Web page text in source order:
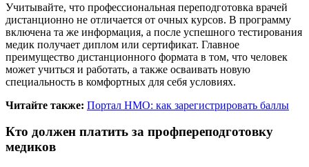
Учитывайте, что профессиональная переподготовка врачей
дистанционно не отличается от очных курсов. В программу
включена та же информация, а после успешного тестирования
медик получает диплом или сертификат. Главное
преимущество дистанционного формата в том, что человек
может учиться и работать, а также осваивать новую
специальность в комфортных для себя условиях.
Читайте также: Портал НМО: как зарегистрировать баллы
Кто должен платить за профпереподготовку
медиков